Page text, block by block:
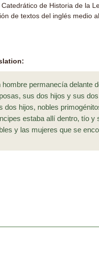
de Historia de la
de textos del inglés medio
hombre permanecía delante
sus dos hijos y sus
dos hijos, nobles
estaba allí dentro, tío y
y las mujeres que se